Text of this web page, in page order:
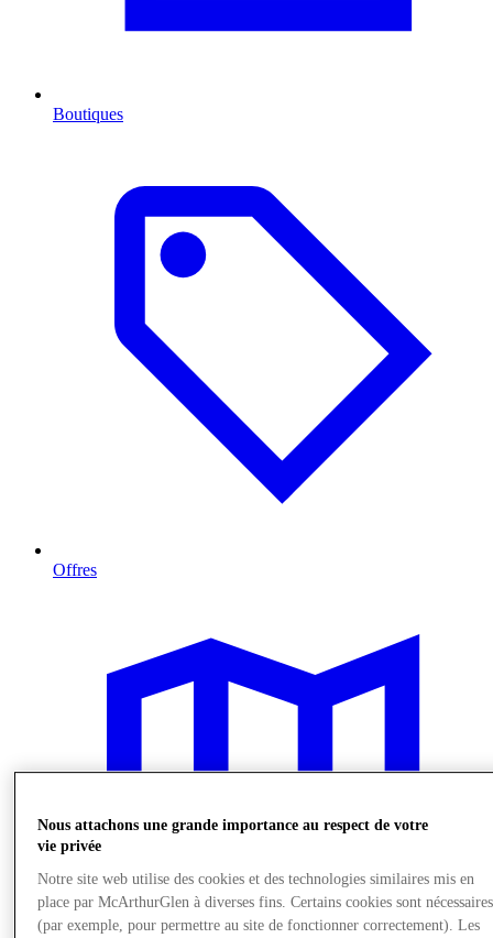
Boutiques
Offres
Nous attachons une grande importance au respect de votre
vie privée
Notre site web utilise des cookies et des technologies similaires mis en
place par McArthurGlen à diverses fins. Certains cookies sont nécessaires
(par exemple, pour permettre au site de fonctionner correctement). Les